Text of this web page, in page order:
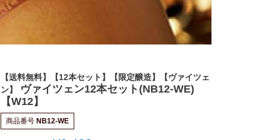
【送料無料】【12本セット】【限定醸造】【ヴァイツェ
ン】
ヴァイツェン12本セット(NB12-WE)
【W12】
商品番号 NB12-WE